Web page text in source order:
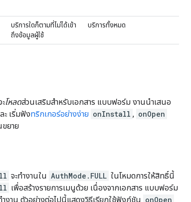
บริการใดก็ตามที่ไม่ได้เข้า
ถึงข้อมูลผู้ใช้
บริการทั้งหมด
โหลดส่วนเสริมสำหรับเอกสาร แบบฟอร์ม งานนำเสนอ
ะ เริ่มฟังทริกเกอร์อย่างง่าย onInstall , onOpen
ขยาย
จะทำงานใน AuthMode.FULL ในโหมดการให้สิทธิ์นี้
เพื่อสร้างรายการเมนูด้วย เนื่องจากเอกสาร แบบฟอร์ม
ำงาน ตัวอย่างต่อไปนี้แสดงวิธีเรียกใช้ฟังก์ชัน onOpen